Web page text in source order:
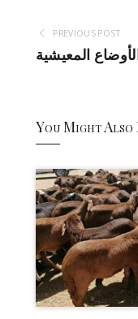
PREVIOUS POST
المعيشية
You Might Also